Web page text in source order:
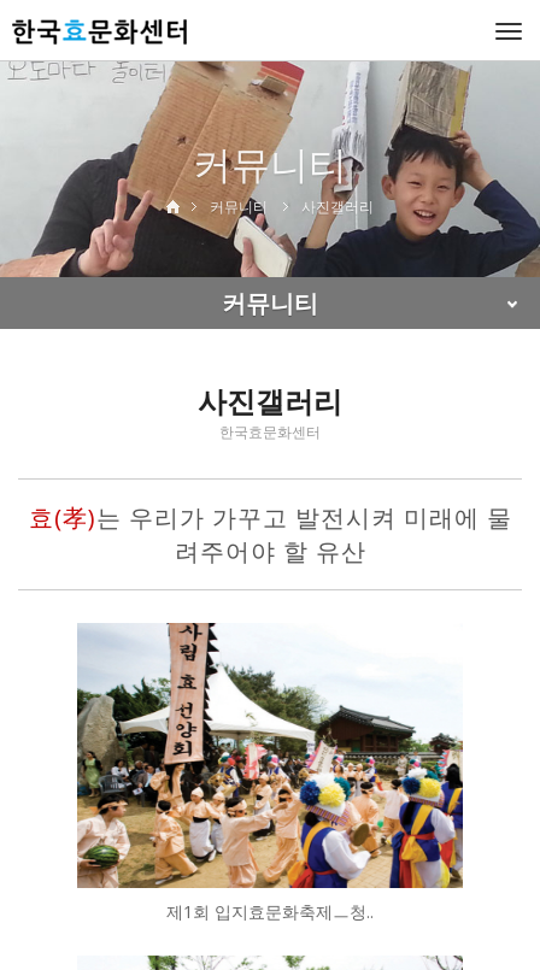
커뮤니티
커뮤니티 사진갤러리
커뮤니티
사진갤러리
한국효문화센터
효(孝)는 우리가 가꾸고 발전시켜 미래에 물
려주어야 할 유산
제1회 입지효문화축제ㅡ청..